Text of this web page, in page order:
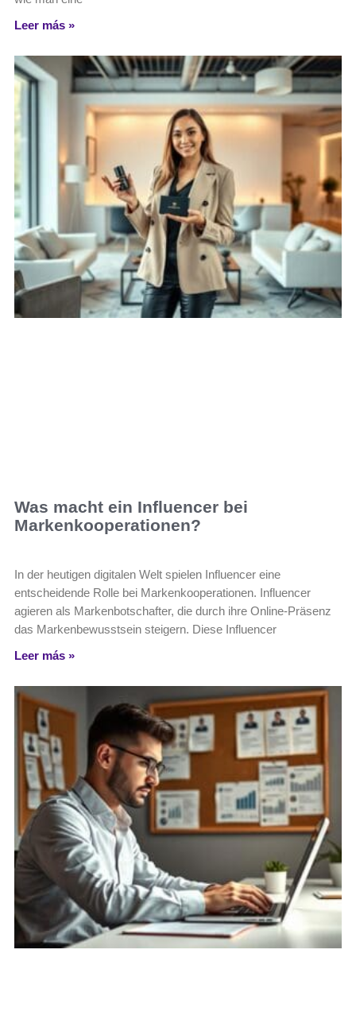
Leer más »
Was macht ein Influencer bei
Markenkooperationen?
In der heutigen digitalen Welt spielen Influencer eine
entscheidende Rolle bei Markenkooperationen. Influencer
agieren als Markenbotschafter, die durch ihre Online-Präsenz
das Markenbewusstsein steigern. Diese Influencer
Leer más »